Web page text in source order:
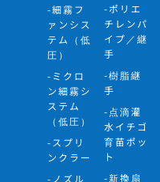
-細霧フ
ァンシス
テム（低
圧）
-ミクロ
ン細霧シ
ステム
（低圧）
-スプリ
ンクラー
-ノズル
-ポリエ
チレンパ
イプ／継
手
-樹脂継
手
-点滴灌
水イチゴ
育苗ポッ
ト
-新換扇